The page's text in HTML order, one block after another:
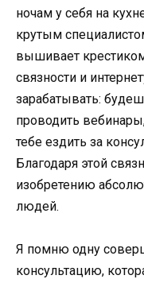
ночам у себя на
крутым
вышивает
связности и
зарабатывать:
проводить
тебе ездить за
Благодаря этой
изобретению
людей.
Я помню одну
консультацию,